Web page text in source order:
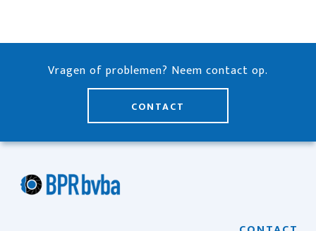
Vragen of problemen? Neem contact op.
CONTACT